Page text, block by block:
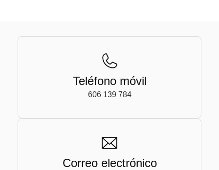
Teléfono móvil
606 139 784
Correo electrónico